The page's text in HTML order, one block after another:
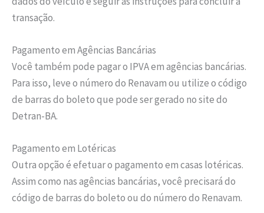
transação.
Pagamento em Agências Bancárias
Você também pode pagar o IPVA em agências bancárias.
Para isso, leve o número do Renavam ou utilize o código
de barras do boleto que pode ser gerado no site do
Detran-BA.
Pagamento em Lotéricas
Outra opção é efetuar o pagamento em casas lotéricas.
Assim como nas agências bancárias, você precisará do
código de barras do boleto ou do número do Renavam.